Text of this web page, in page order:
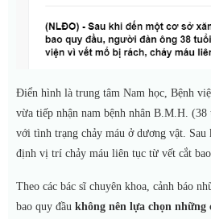
Điển hình là trung tâm Nam học, Bệnh
vừa tiếp nhận nam bệnh nhân B.M.H.
với tình trạng chảy máu ở dương vật. Sau
định vị trí chảy máu liên tục từ vết cắt bao
Theo các bác sĩ chuyên khoa, cảnh báo
bao quy đầu không nên lựa chọn